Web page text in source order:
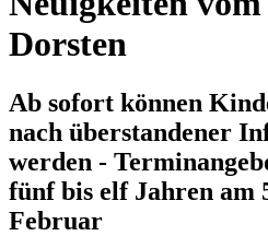
Dorsten
Ab sofort können
nach überstandener
werden -
fünf bis elf Jahren am
Februar